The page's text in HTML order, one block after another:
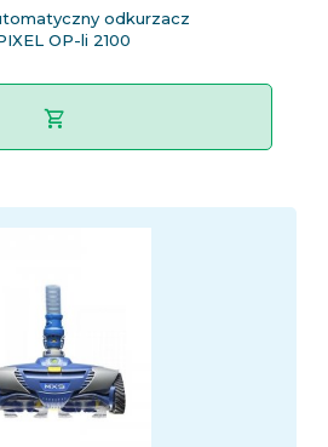
odkurzacz
OP-li 2100